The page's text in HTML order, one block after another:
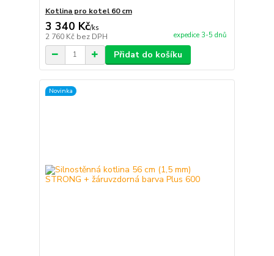
Kotlina pro kotel 60 cm
3 340 Kč/ks
2 760 Kč bez DPH expedice 3-5 dnů
Přidat do košíku
Novinka